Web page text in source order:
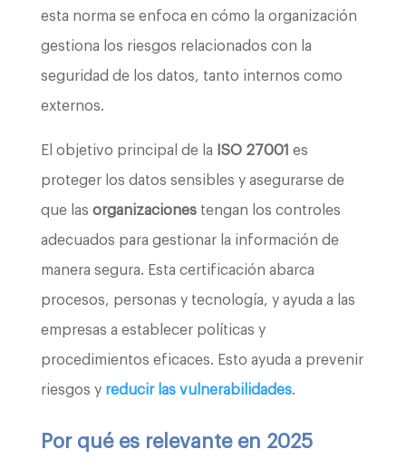
esta norma se enfoca en cómo la organización
gestiona los riesgos relacionados con la
seguridad de los datos, tanto internos como
externos.
El objetivo principal de la ISO 27001 es
proteger los datos sensibles y asegurarse de
que las organizacionestengan los controles
adecuados para gestionar la información de
manera segura. Esta certificación abarca
procesos, personas y tecnología, y ayuda a las
empresas a establecer políticas y
procedimientos eficaces. Esto ayuda a prevenir
riesgos y reducir las vulnerabilidades.
Por qué es relevante en 2025